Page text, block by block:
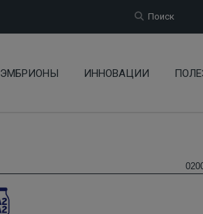
Поиск
ЭМБРИОНЫ ИННОВАЦИИ